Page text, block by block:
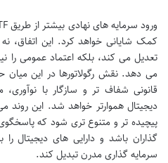
کمک شایانی خواهد کرد. این اتفاق، نه
تعدیل می کند، بلکه اعتماد عمومی را
می دهد. نقش رگولاتورها در این
دیجیتال هموارتر خواهد شد. این روند
پیچیده تر و متنوع تری شود که
گذاران باشد و دارایی های دیجیتال
سرمایه گذاری مدرن تبدیل کند.